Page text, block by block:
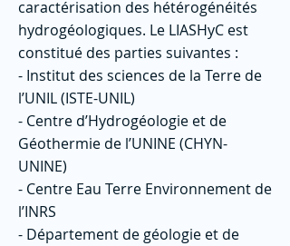
caractérisation des hétérogénéités
hydrogéologiques. Le LIASHyC est
constitué des parties suivantes :
- Institut des sciences de la Terre de
l’UNIL (ISTE-UNIL)
- Centre d’Hydrogéologie et de
Géothermie de l’UNINE (CHYN-
UNINE)
- Centre Eau Terre Environnement de
l’INRS
- Département de géologie et de